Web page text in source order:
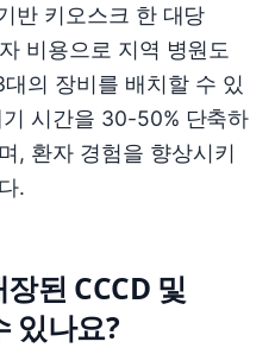
반 키오스크 한 대당
비용으로 지역 병원도
의 장비를 배치할 수 있
시간을 30-50% 단축하
, 환자 경험을 향상시키
.
된 CCCD 및
있나요?